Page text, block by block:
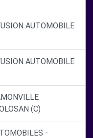
AUTOMOBILE
AUTOMOBILE
(C)
-